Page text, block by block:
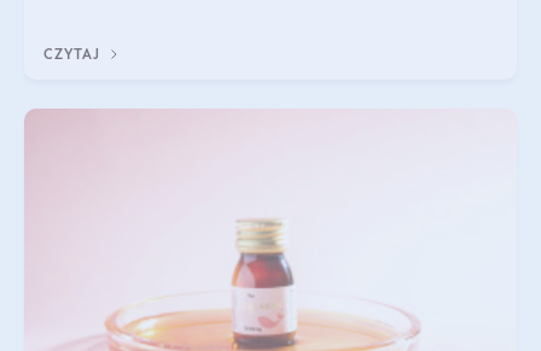
bariera hydrolipidowa.
CZYTAJ